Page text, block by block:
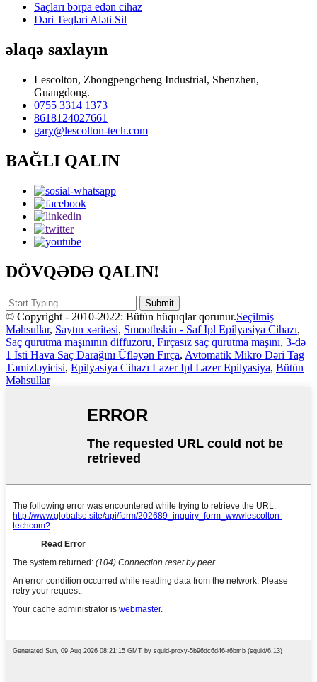
Saçları bərpa edən cihaz
Dəri Teqləri Aləti Sil
əlaqə saxlayın
Lescolton, Zhongpengcheng Industrial, Shenzhen,
Guangdong.
0755 3314 1373
8618124027661
gary@lescolton-tech.com
BAĞLI QALIN
DÖVQƏDƏ QALIN!
© Copyright - 2010-2022: Bütün hüquqlar qorunur.Seçilmiş
Məhsullar, Saytın xəritəsi, Smoothskin - Saf Ipl Epilyasiya Cihazı,
Saç qurutma maşınının diffuzoru, Fırçasız saç qurutma maşını, 3-də
1 İsti Hava Saç Darağını Üfləyən Fırça, Avtomatik Mikro Dəri Tag
Təmizləyicisi, Epilyasiya Cihazı Lazer Ipl Lazer Epilyasiya, Bütün
Məhsullar